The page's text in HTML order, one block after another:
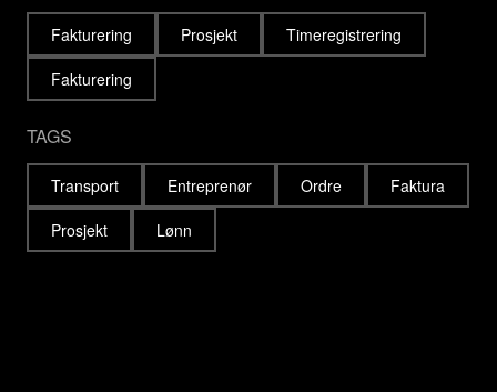
Fakturering Prosjekt
Timeregistrering
Fakturering
TAGS
Transport Entreprenør Ordre
Faktura
Prosjekt
Lønn